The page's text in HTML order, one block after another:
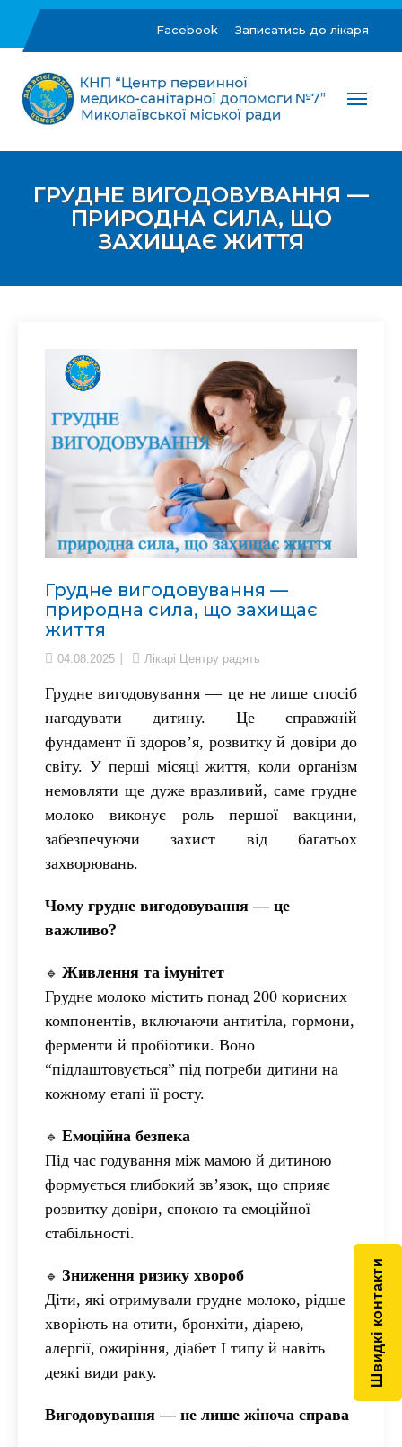
content
Facebook Записатись до лікаря
ЦПМСД №7 м.Миколаїв
первинної медико-санітарної допомоги №7"
ГРУДНЕ ВИГОДОВУВАННЯ —
ПРИРОДНА СИЛА, ЩО
ЗАХИЩАЄ ЖИТТЯ
Грудне вигодовування —
природна сила, що захищає
життя
04.08.2025 Лікарі Центру радять
Грудне вигодовування — це не лише спосіб
нагодувати дитину. Це справжній
фундамент її здоров’я, розвитку й довіри до
світу. У перші місяці життя, коли організм
немовляти ще дуже вразливий, саме грудне
молоко виконує роль першої вакцини,
забезпечуючи захист від багатьох
захворювань.
Чому грудне вигодовування — це
важливо?
🔹 Живлення та імунітет
Грудне молоко містить понад 200 корисних
компонентів, включаючи антитіла, гормони,
ферменти й пробіотики. Воно
“підлаштовується” під потреби дитини на
кожному етапі її росту.
🔹 Емоційна безпека
Під час годування між мамою й дитиною
формується глибокий зв’язок, що сприяє
розвитку довіри, спокою та емоційної
стабільності.
🔹 Зниження ризику хвороб
Діти, які отримували грудне молоко, рідше
хворіють на отити, бронхіти, діарею,
алергії, ожиріння, діабет І типу й навіть
деякі види раку.
Вигодовування — не лише жіноча справа
Швидкі контакти